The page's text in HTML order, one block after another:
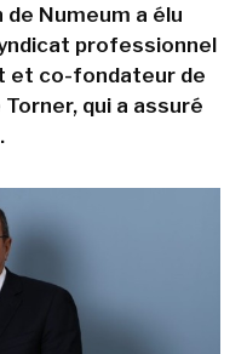
Numeum a élu
professionnel
et co-fondateur de
qui a assuré